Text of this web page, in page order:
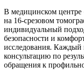
В медицинском центре
на 16-срезовом
индивидуальный
безопасности и
исследования. Каждый
консультацию по
обращения к